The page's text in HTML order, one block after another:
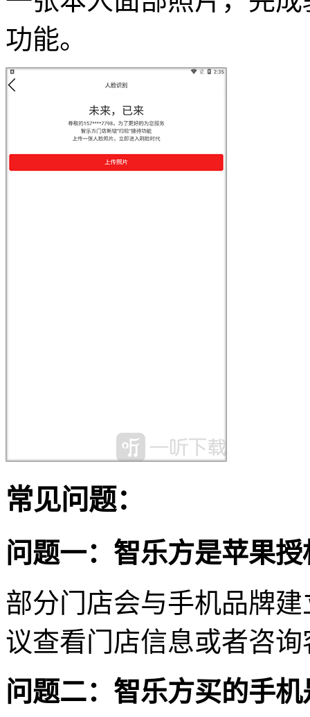
功能。
常见问题：
问题一：智乐方是苹果
部分门店会与手机品牌
议查看门店信息或者咨
问题二：智乐方买的手